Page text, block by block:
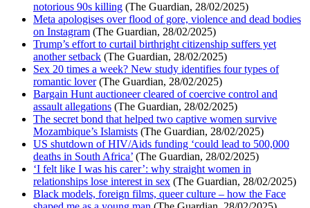
notorious 90s killing (The Guardian, 28/02/2025)
Meta apologises over flood of gore, violence and dead bodies
on Instagram (The Guardian, 28/02/2025)
Trump’s effort to curtail birthright citizenship suffers yet
another setback (The Guardian, 28/02/2025)
Sex 20 times a week? New study identifies four types of
romantic lover(The Guardian, 28/02/2025)
Bargain Hunt auctioneer cleared of coercive control and
assault allegations (The Guardian, 28/02/2025)
The secret bond that helped two captive women survive
Mozambique’s Islamists (The Guardian, 28/02/2025)
US shutdown of HIV/Aids funding ‘could lead to 500,000
deaths in South Africa’ (The Guardian, 28/02/2025)
‘I felt like I was his carer’: why straight women in
relationships lose interest in sex (The Guardian, 28/02/2025)
Black models, foreign films, queer culture – how the Face